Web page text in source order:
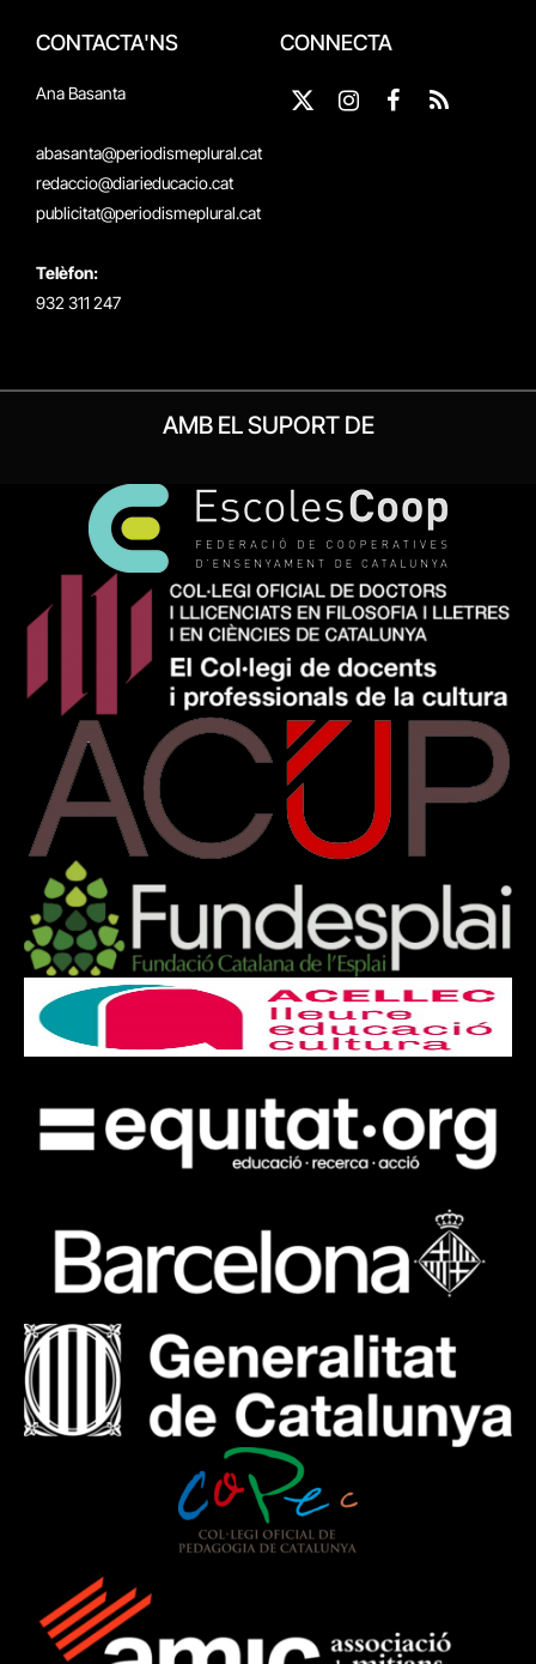
CONTACTA'NS
Ana Basanta
abasanta@periodismeplural.cat
redaccio@diarieducacio.cat
publicitat@periodismeplural.cat
Telèfon:
932 311 247
CONNECTA
X
Instagram
Facebook
RSS
AMB EL SUPORT DE